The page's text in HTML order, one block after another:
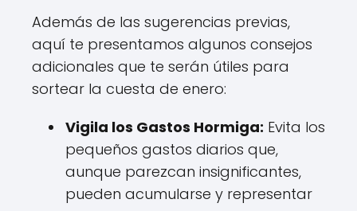
Además de las sugerencias previas,
aquí te presentamos algunos consejos
adicionales que te serán útiles para
sortear la cuesta de enero:
Vigila los Gastos Hormiga: Evita los
pequeños gastos diarios que,
aunque parezcan insignificantes,
pueden acumularse y representar